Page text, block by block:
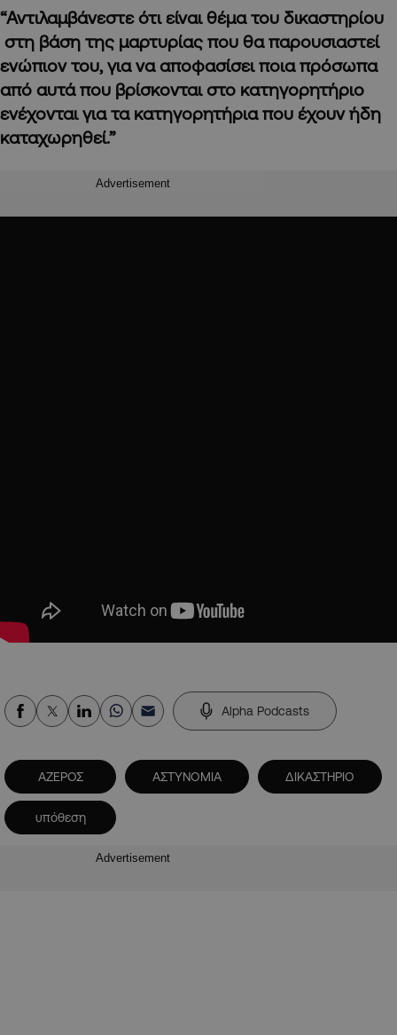
“Αντιλαμβάνεστε ότι είναι θέμα του δικαστηρίου
στη βάση της μαρτυρίας που θα παρουσιαστεί
ενώπιον του, για να αποφασίσει ποια πρόσωπα
από αυτά που βρίσκονται στο κατηγορητήριο
ενέχονται για τα κατηγορητήρια που έχουν ήδη
καταχωρηθεί.”
Advertisement
Alpha Podcasts
ΑΖΕΡΟΣ ΑΣΤΥΝΟΜΙΑ ΔΙΚΑΣΤΗΡΙΟ
υπόθεση
Advertisement